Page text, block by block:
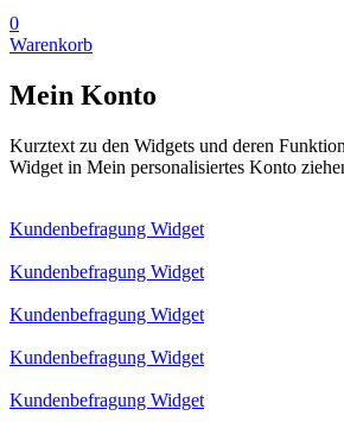
0
Warenkorb
Mein Konto
Kurztext zu den Widgets und deren
Widget in Mein personalisiertes Konto
Kundenbefragung Widget
Kundenbefragung Widget
Kundenbefragung Widget
Kundenbefragung Widget
Kundenbefragung Widget